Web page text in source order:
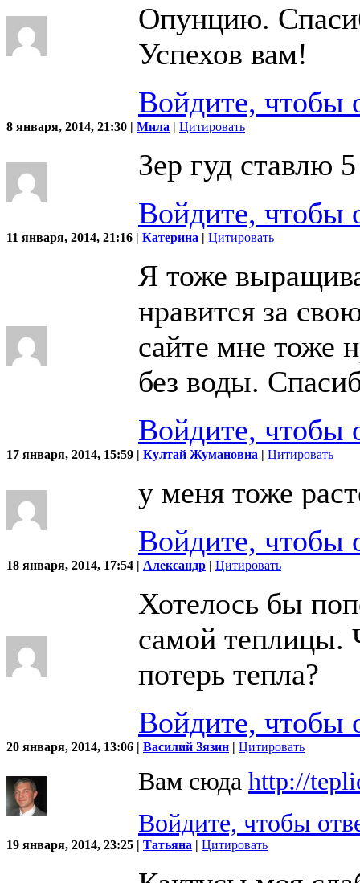
Опунцию.
Успехов вам!
Войдите, чтобы
8 января, 2014, 21:30 | Мила | Цитировать
Зер гуд ставлю
Войдите, чтобы
11 января, 2014, 21:16 | Катерина | Цитировать
Я тоже
нравится за
сайте мне тоже
без воды.
Войдите, чтобы
17 января, 2014, 15:59 | Култай Жумановна | Цитировать
у меня тоже
Войдите, чтобы
18 января, 2014, 17:54 | Александр | Цитировать
Хотелось бы
самой теплицы.
потерь тепла?
Войдите, чтобы
20 января, 2014, 13:06 | Василий Зязин | Цитировать
Вам сюда http://
Войдите, чтобы
19 января, 2014, 23:25 | Татьяна | Цитировать